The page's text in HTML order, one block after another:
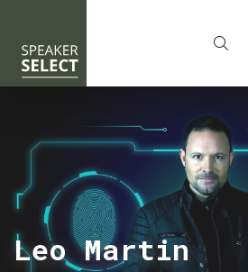
Leo Martin